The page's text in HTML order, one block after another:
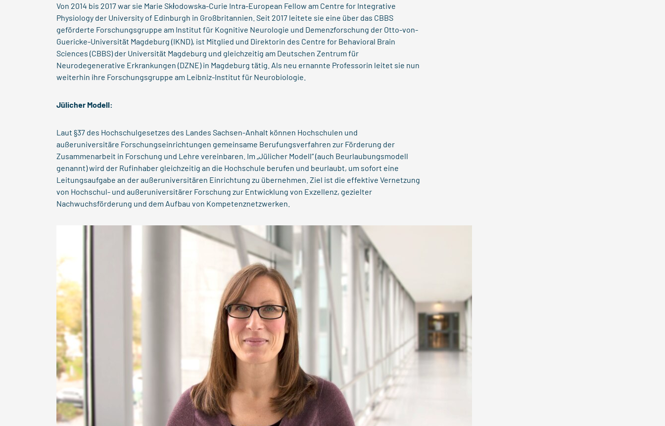
Von 2014 bis 2017 war sie Marie Skłodowska-Curie Intra-European Fellow am Centre for Integrative
Physiology der University of Edinburgh in Großbritannien. Seit 2017 leitete sie eine über das CBBS
geförderte Forschungsgruppe am Institut für Kognitive Neurologie und Demenzforschung der Otto-von-
Guericke-Universität Magdeburg (IKND), ist Mitglied und Direktorin des Centre for Behavioral Brain
Sciences (CBBS) der Universität Magdeburg und gleichzeitig am Deutschen Zentrum für
Neurodegenerative Erkrankungen (DZNE) in Magdeburg tätig. Als neu ernannte Professorin leitet sie nun
weiterhin ihre Forschungsgruppe am Leibniz-Institut für Neurobiologie.
Jülicher Modell:
Laut §37 des Hochschulgesetzes des Landes Sachsen-Anhalt können Hochschulen und
außeruniversitäre Forschungseinrichtungen gemeinsame Berufungsverfahren zur Förderung der
Zusammenarbeit in Forschung und Lehre vereinbaren. Im „Jülicher Modell“ (auch Beurlaubungsmodell
genannt) wird der Rufinhaber gleichzeitig an die Hochschule berufen und beurlaubt, um sofort eine
Leitungsaufgabe an der außeruniversitären Einrichtung zu übernehmen. Ziel ist die effektive Vernetzung
von Hochschul- und außeruniversitärer Forschung zur Entwicklung von Exzellenz, gezielter
Nachwuchsförderung und dem Aufbau von Kompetenznetzwerken.